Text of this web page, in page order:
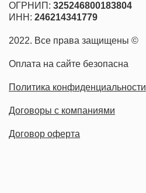
ОГРНИП: 325246800183804
ИНН: 246214341779
2022. Все права защищены ©
Оплата на сайте безопасна
Политика конфиденциальности
Договоры с компаниями
Договор оферта